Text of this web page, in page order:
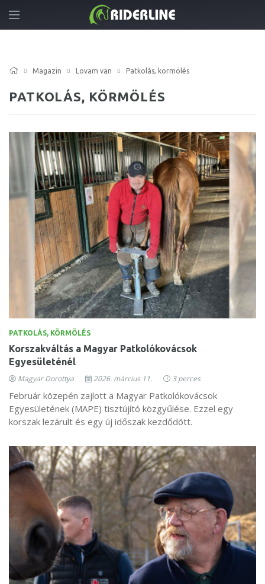
Magazin Lovam van Patkolás, körmölés
PATKOLÁS, KÖRMÖLÉS
PATKOLÁS, KÖRMÖLÉS
Korszakváltás a Magyar Patkolókovácsok
Egyesületénél
Magyar Dorottya 2026. március 11. 3 perces
Február közepén zajlott a Magyar Patkolókovácsok
Egyesületének (MAPE) tisztújító közgyűlése. Ezzel egy
korszak lezárult és egy új időszak kezdődött.